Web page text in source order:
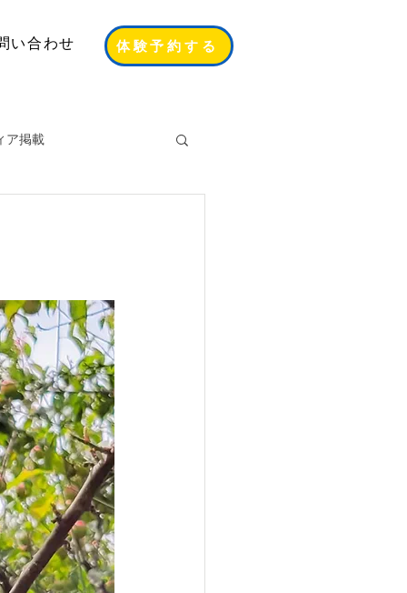
い合わせ 体験予約する
ア掲載